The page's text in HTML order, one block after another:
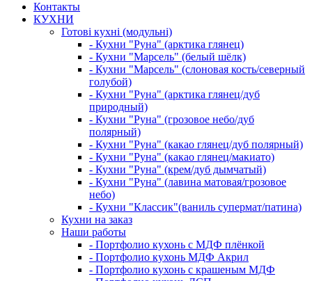
Контакты
КУХНИ
Готові кухні (модульні)
- Кухни "Руна" (арктика глянец)
- Кухни "Марсель" (белый шёлк)
- Кухни "Марсель" (слоновая кость/северный
голубой)
- Кухни "Руна" (арктика глянец/дуб
природный)
- Кухни "Руна" (грозовое небо/дуб
полярный)
- Кухни "Руна" (какао глянец/дуб полярный)
- Кухни "Руна" (какао глянец/макиато)
- Кухни "Руна" (крем/дуб дымчатый)
- Кухни "Руна" (лавина матовая/грозовое
небо)
- Кухни "Классик"(ваниль супермат/патина)
Кухни на заказ
Наши работы
- Портфолио кухонь с МДФ плёнкой
- Портфолио кухонь МДФ Акрил
- Портфолио кухонь с крашеным МДФ